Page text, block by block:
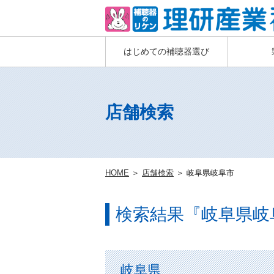
はじめての補聴器選び
店舗検索
HOME ＞ 店舗検索 ＞ 岐阜県岐阜市
検索結果『岐阜県
岐阜県